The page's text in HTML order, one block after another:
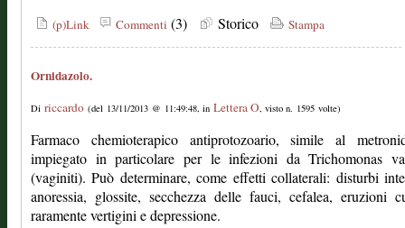
(p)Link Commenti (3) Storico Stampa
Ornidazolo.
Di riccardo (del 13/11/2013 @ 11:49:48, in Lettera O, visto n. 1595 volte)
Farmaco chemioterapico antiprotozoario, simile al
impiegato in particolare per le infezioni da Trichomonas
(vaginiti). Può determinare, come effetti collaterali: disturbi
anoressia, glossite, secchezza delle fauci, cefalea, eruzioni
raramente vertigini e depressione.